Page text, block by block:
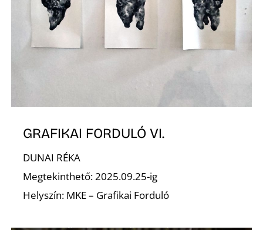
GRAFIKAI FORDULÓ VI.
DUNAI RÉKA
Megtekinthető: 2025.09.25-ig
Helyszín: MKE – Grafikai Forduló